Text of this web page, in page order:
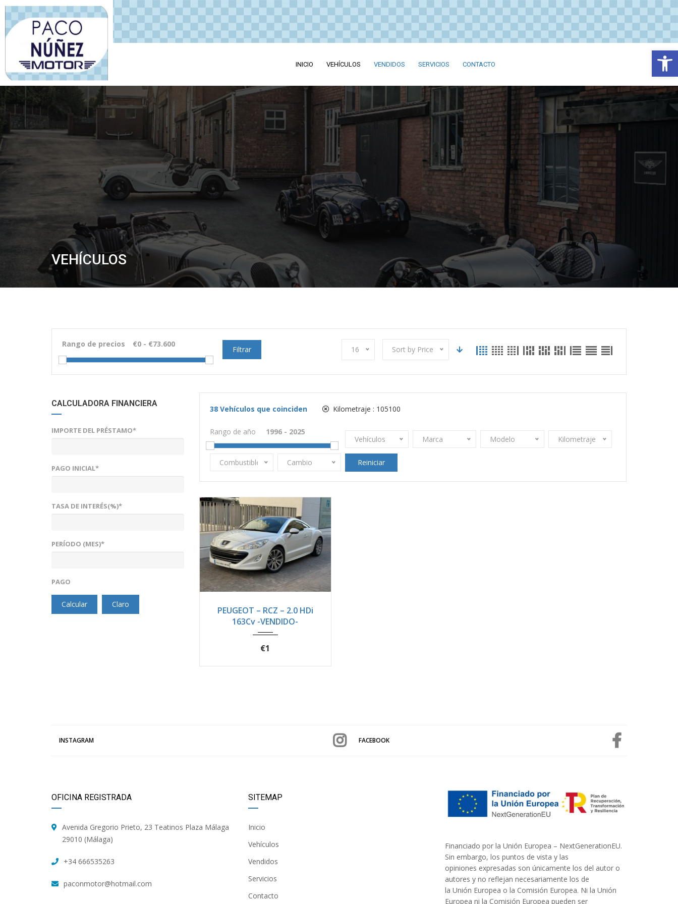
INICIO VEHÍCULOS VENDIDOS SERVICIOS CONTACTO
VEHÍCULOS
Rango de precios
Filtrar 16 Sort by Price
CALCULADORA FINANCIERA
IMPORTE DEL PRÉSTAMO*
PAGO INICIAL*
TASA DE INTERÉS(%)*
PERÍODO (MES)*
PAGO
Calcular Claro
38 Vehículos que coinciden Kilometraje : 105100
Rango de año
Vehículos Marca Modelo Kilometraje
Combustible Cambio Reiniciar
PEUGEOT – RCZ – 2.0 HDi
163Cv -VENDIDO-
€1
INSTAGRAM FACEBOOK
OFICINA REGISTRADA
Avenida Gregorio Prieto, 23 Teatinos Plaza Málaga
29010 (Málaga)
+34 666535263
paconmotor@hotmail.com
SITEMAP
Inicio
Vehículos
Vendidos
Servicios
Contacto
Financiado por la Unión Europea – NextGenerationEU.
Sin embargo, los puntos de vista y las
opiniones expresadas son únicamente los del autor o
autores y no reflejan necesariamente los de
la Unión Europea o la Comisión Europea. Ni la Unión
Europea ni la Comisión Europea pueden ser